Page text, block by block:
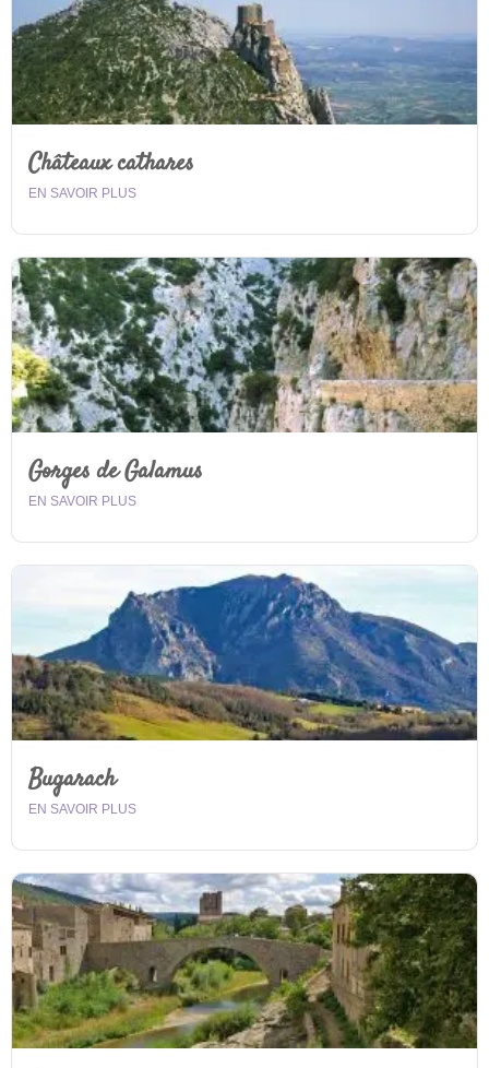
Châteaux cathares
EN SAVOIR PLUS
Gorges de Galamus
EN SAVOIR PLUS
Bugarach
EN SAVOIR PLUS